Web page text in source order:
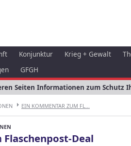
Konjunktur Krieg + Gewalt
GFGH
Seiten Informationen zum Schutz
EIN KOMMENTAR ZUM FL...
Deal